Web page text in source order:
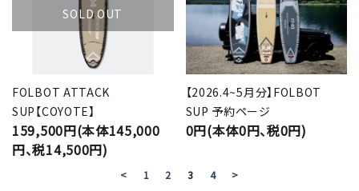
SOLD OUT
FOLBOT ATTACK
SUP【COYOTE】
159,500円(本体145,000
円、税14,500円)
【2026.4~5月分】FOLBOT
SUP 予約ページ
0円(本体0円、税0円)
< 1 2 3 4
>